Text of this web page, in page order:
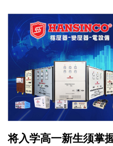
将入学高一新生须掌